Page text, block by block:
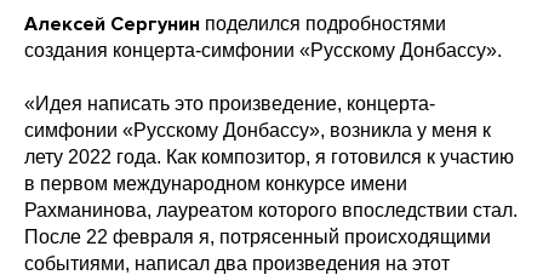
Алексей Сергунин поделился подробностями
создания концерта-симфонии «Русскому Донбассу».
«Идея написать это произведение, концерта-
симфонии «Русскому Донбассу», возникла у меня к
лету 2022 года. Как композитор, я готовился к участию
в первом международном конкурсе имени
Рахманинова, лауреатом которого впоследствии стал.
После 22 февраля я, потрясенный происходящими
событиями, написал два произведения на этот